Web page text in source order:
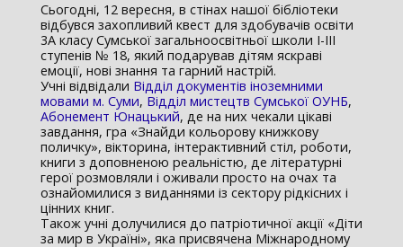
Сьогодні, 12 вересня, в стінах нашої бібліотеки
відбувся захопливий квест для здобувачів освіти
3А класу Сумської загальноосвітньої школи І-ІІІ
ступенів № 18, який подарував дітям яскраві
емоції, нові знання та гарний настрій.
Учні відвідали Відділ документів іноземними
мовами м. Суми, Відділ мистецтв Сумської ОУНБ,
Абонемент Юнацький, де на них чекали цікаві
завдання, гра «Знайди кольорову книжкову
поличку», вікторина, інтерактивний стіл, роботи,
книги з доповненою реальністю, де літературні
герої розмовляли і оживали просто на очах та
ознайомилися з виданнями із сектору рідкісних і
цінних книг.
Також учні долучилися до патріотичної акції «Діти
за мир в Україні», яка присвячена Міжнародному